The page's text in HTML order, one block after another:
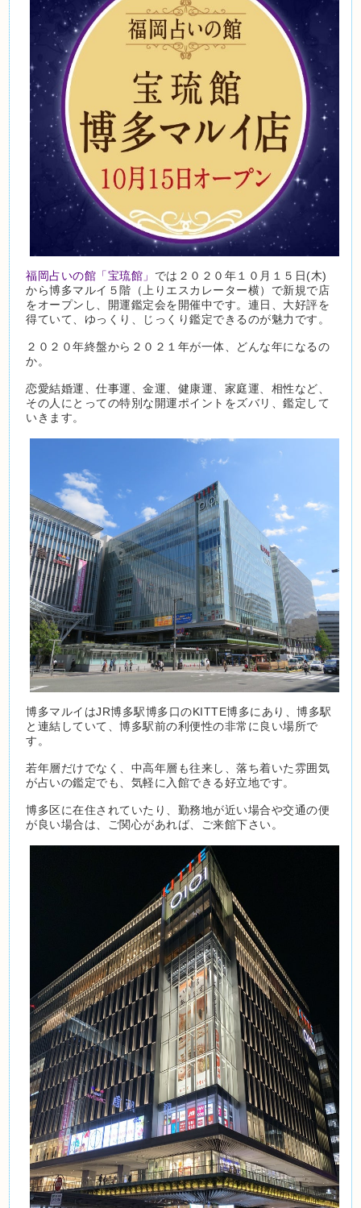
福岡占いの館「宝琉館」 では２０２０年１０月１５日(木)
から博多マルイ５階（上りエスカレーター横）で新規で店
をオープンし、開運鑑定会を開催中です。連日、大好評を
得ていて、ゆっくり、じっくり鑑定できるのが魅力です。
２０２０年終盤から２０２１年が一体、どんな年になるの
か。
恋愛結婚運、仕事運、金運、健康運、家庭運、相性など、
その人にとっての特別な開運ポイントをズバリ、鑑定して
いきます。
博多マルイはJR博多駅博多口のKITTE博多にあり、博多駅
と連結していて、博多駅前の利便性の非常に良い場所で
す。
若年層だけでなく、中高年層も往来し、落ち着いた雰囲気
が占いの鑑定でも、気軽に入館できる好立地です。
博多区に在住されていたり、勤務地が近い場合や交通の便
が良い場合は、ご関心があれば、ご来館下さい。